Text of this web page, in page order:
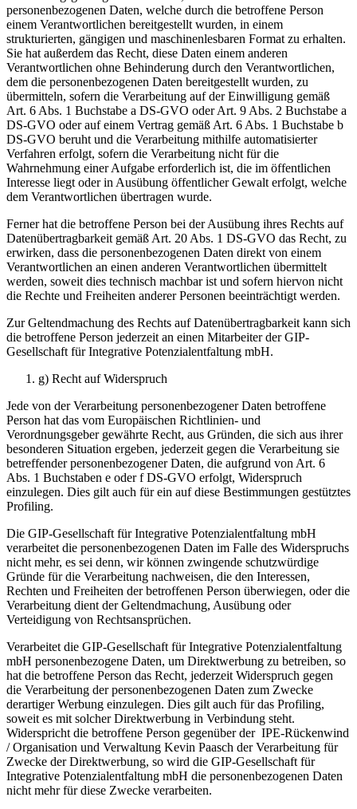
personenbezogenen Daten, welche durch die betroffene Person
einem Verantwortlichen bereitgestellt wurden, in einem
strukturierten, gängigen und maschinenlesbaren Format zu erhalten.
Sie hat außerdem das Recht, diese Daten einem anderen
Verantwortlichen ohne Behinderung durch den Verantwortlichen,
dem die personenbezogenen Daten bereitgestellt wurden, zu
übermitteln, sofern die Verarbeitung auf der Einwilligung gemäß
Art. 6 Abs. 1 Buchstabe a DS-GVO oder Art. 9 Abs. 2 Buchstabe a
DS-GVO oder auf einem Vertrag gemäß Art. 6 Abs. 1 Buchstabe b
DS-GVO beruht und die Verarbeitung mithilfe automatisierter
Verfahren erfolgt, sofern die Verarbeitung nicht für die
Wahrnehmung einer Aufgabe erforderlich ist, die im öffentlichen
Interesse liegt oder in Ausübung öffentlicher Gewalt erfolgt, welche
dem Verantwortlichen übertragen wurde.
Ferner hat die betroffene Person bei der Ausübung ihres Rechts auf
Datenübertragbarkeit gemäß Art. 20 Abs. 1 DS-GVO das Recht, zu
erwirken, dass die personenbezogenen Daten direkt von einem
Verantwortlichen an einen anderen Verantwortlichen übermittelt
werden, soweit dies technisch machbar ist und sofern hiervon nicht
die Rechte und Freiheiten anderer Personen beeinträchtigt werden.
Zur Geltendmachung des Rechts auf Datenübertragbarkeit kann sich
die betroffene Person jederzeit an einen Mitarbeiter der GIP-
Gesellschaft für Integrative Potenzialentfaltung mbH.
g) Recht auf Widerspruch
Jede von der Verarbeitung personenbezogener Daten betroffene
Person hat das vom Europäischen Richtlinien- und
Verordnungsgeber gewährte Recht, aus Gründen, die sich aus ihrer
besonderen Situation ergeben, jederzeit gegen die Verarbeitung sie
betreffender personenbezogener Daten, die aufgrund von Art. 6
Abs. 1 Buchstaben e oder f DS-GVO erfolgt, Widerspruch
einzulegen. Dies gilt auch für ein auf diese Bestimmungen gestütztes
Profiling.
Die GIP-Gesellschaft für Integrative Potenzialentfaltung mbH
verarbeitet die personenbezogenen Daten im Falle des Widerspruchs
nicht mehr, es sei denn, wir können zwingende schutzwürdige
Gründe für die Verarbeitung nachweisen, die den Interessen,
Rechten und Freiheiten der betroffenen Person überwiegen, oder die
Verarbeitung dient der Geltendmachung, Ausübung oder
Verteidigung von Rechtsansprüchen.
Verarbeitet die GIP-Gesellschaft für Integrative Potenzialentfaltung
mbH personenbezogene Daten, um Direktwerbung zu betreiben, so
hat die betroffene Person das Recht, jederzeit Widerspruch gegen
die Verarbeitung der personenbezogenen Daten zum Zwecke
derartiger Werbung einzulegen. Dies gilt auch für das Profiling,
soweit es mit solcher Direktwerbung in Verbindung steht.
Widerspricht die betroffene Person gegenüber der IPE-Rückenwind
/ Organisation und Verwaltung Kevin Paasch der Verarbeitung für
Zwecke der Direktwerbung, so wird die GIP-Gesellschaft für
Integrative Potenzialentfaltung mbH die personenbezogenen Daten
nicht mehr für diese Zwecke verarbeiten.